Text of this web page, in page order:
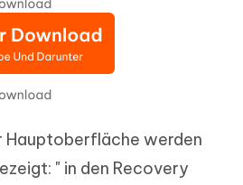
Hauptoberfläche werden
" in den Recovery